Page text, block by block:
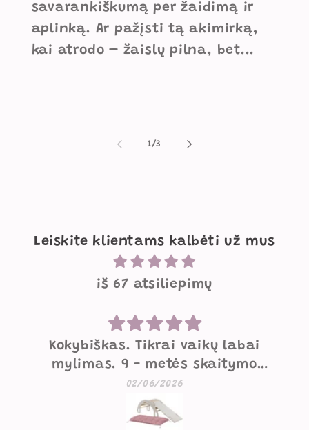
savarankiškumą per žaidimą ir
aplinką. Ar pažįsti tą akimirką,
kai atrodo – žaislų pilna, bet...
1/iš
3
Leiskite klientams kalbėti už mus
iš 67 atsiliepimų
Mielos supynės
Labai mielos, gražios, geros
kokybės supynės. Mažesniam
vaikui norėtųsi pakietinimo
užpakaliui, didesniam viskas
07/05/2026